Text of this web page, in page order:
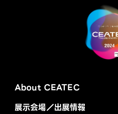
About CEATEC
展示会場／出展情報